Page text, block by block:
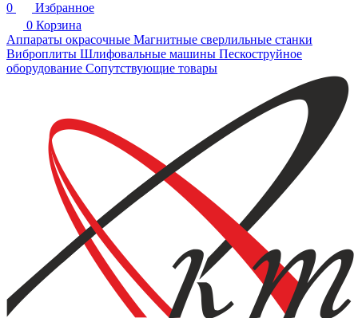
0
Избранное
0 Корзина
Аппараты окрасочные Магнитные сверлильные станки
Виброплиты Шлифовальные машины Пескоструйное
оборудование Сопутствующие товары